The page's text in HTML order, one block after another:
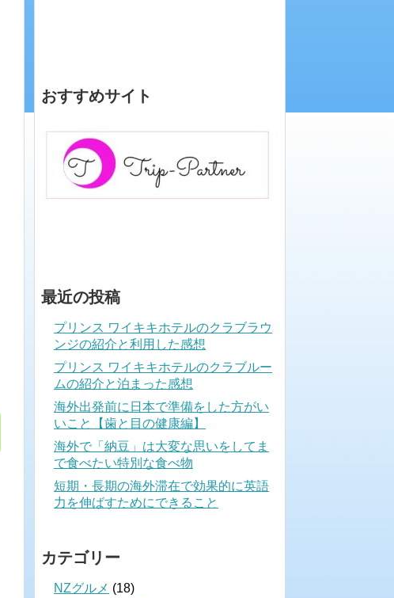
おすすめサイト
最近の投稿
プリンス ワイキキホテルのクラブラウ
ンジの紹介と利用した感想
プリンス ワイキキホテルのクラブルー
ムの紹介と泊まった感想
海外出発前に日本で準備をした方がい
いこと【歯と目の健康編】
海外で「納豆」は大変な思いをしてま
で食べたい特別な食べ物
短期・長期の海外滞在で効果的に英語
力を伸ばすためにできること
カテゴリー
NZグルメ (18)